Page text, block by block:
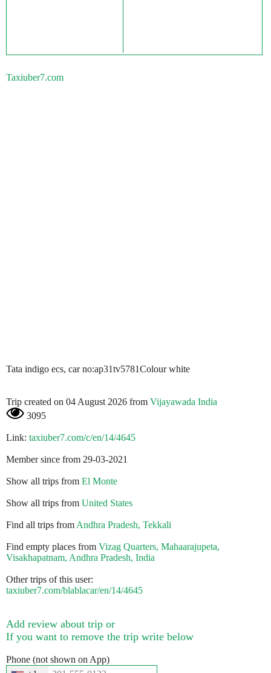
Taxiuber7.com
Tata indigo ecs, car no:ap31tv5781Colour white
Trip created on 04 August 2026 from Vijayawada India
3095
Link: taxiuber7.com/c/en/14/4645
Member since from 29-03-2021
Show all trips from El Monte
Show all trips from United States
Find all trips from Andhra Pradesh, Tekkali
Find empty places from Vizag Quarters, Mahaarajupeta,
Visakhapatnam, Andhra Pradesh, India
Other trips of this user:
taxiuber7.com/blablacar/en/14/4645
Add review about trip or
If you want to remove the trip write below
Phone (not shown on App)